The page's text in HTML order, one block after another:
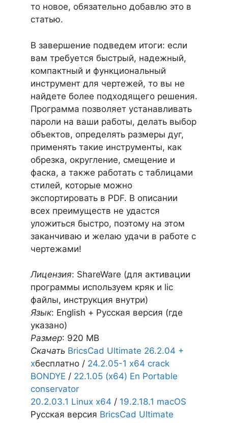
то новое, обязательно добавлю это в
статью.
В завершение подведем итоги: если
вам требуется быстрый, надежный,
компактный и функциональный
инструмент для чертежей, то вы не
найдете более подходящего решения.
Программа позволяет устанавливать
пароли на ваши работы, делать выбор
объектов, определять размеры дуг,
применять такие инструменты, как
обрезка, округление, смещение и
фаска, а также работать с таблицами
стилей, которые можно
экспортировать в PDF. В описании
всех преимуществ не удастся
уложиться быстро, поэтому на этом
заканчиваю и желаю удачи в работе с
чертежами!
Лицензия: ShareWare (для активации
программы используем кряк и lic
файлы, инструкция внутри)
Язык: English + Русская версия (где
указано)
Размер: 920 MB
Скачать BricsCad Ultimate 26.2.04 +
xбесплатно / 24.2.05-1 x64 crack
BONDYE / 22.1.05 (x64) En Portable
conservator
20.2.03.1 Linux x64 / 19.2.18.1 macOS
Русская версия BricsCad Ultimate